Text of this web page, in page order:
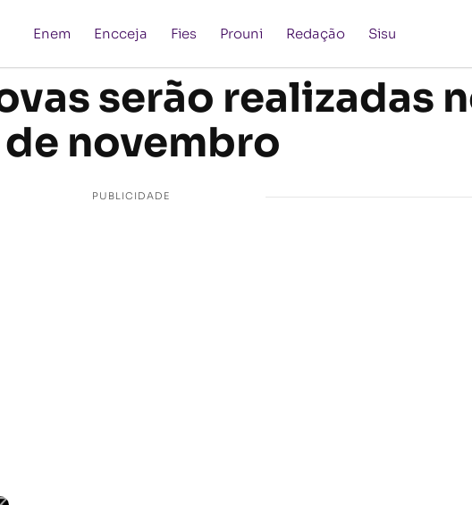
Enem Encceja Fies Prouni Redação Sisu
serão realizadas
de novembro